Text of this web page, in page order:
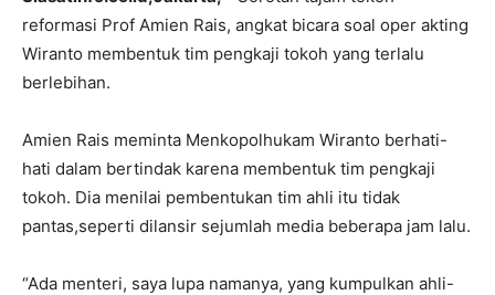
reformasi Prof Amien Rais, angkat bicara soal oper akting
Wiranto membentuk tim pengkaji tokoh yang terlalu
berlebihan.
Amien Rais meminta Menkopolhukam Wiranto berhati-
hati dalam bertindak karena membentuk tim pengkaji
tokoh. Dia menilai pembentukan tim ahli itu tidak
pantas,seperti dilansir sejumlah media beberapa jam lalu.
“Ada menteri, saya lupa namanya, yang kumpulkan ahli-